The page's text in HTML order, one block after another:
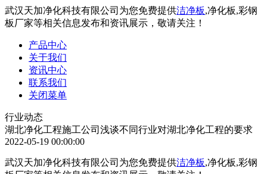
武汉天加净化科技有限公司为您免费提供洁净板,净化板,彩钢
板厂家等相关信息发布和资讯展示，敬请关注！
产品中心
关于我们
资讯中心
联系我们
关闭菜单
行业动态
湖北净化工程施工公司浅谈不同行业对湖北净化工程的要求
2022-05-19 00:00:00
武汉天加净化科技有限公司为您免费提供洁净板,净化板,彩钢